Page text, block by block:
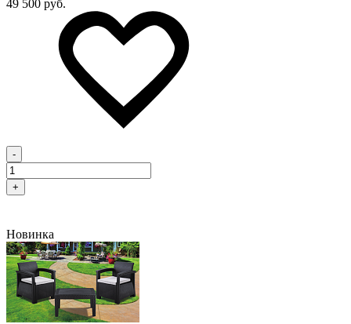
49 500 руб.
-
+
Новинка